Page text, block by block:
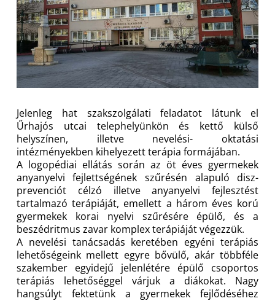
Jelenleg hat szakszolgálati feladatot látunk el
Űrhajós utcai telephelyünkön és kettő külső
helyszínen, illetve nevelési- oktatási
intézményekben kihelyezett terápia formájában.
A logopédiai ellátás során az öt éves gyermekek
anyanyelvi fejlettségének szűrésén alapuló disz-
prevenciót célzó illetve anyanyelvi fejlesztést
tartalmazó terápiáját, emellett a három éves korú
gyermekek korai nyelvi szűrésére épülő, és a
beszédritmus zavar komplex terápiáját végezzük.
A nevelési tanácsadás keretében egyéni terápiás
lehetőségeink mellett egyre bővülő, akár többféle
szakember egyidejű jelenlétére épülő csoportos
terápiás lehetőséggel várjuk a diákokat. Nagy
hangsúlyt fektetünk a gyermekek fejlődéséhez